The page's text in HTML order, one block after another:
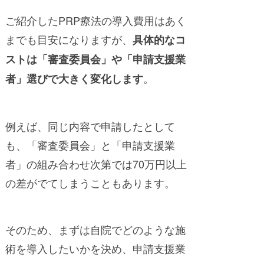
ご紹介したPRP療法の導入費用はあく
までも目安になりますが、 具体的なコ
ストは「審査委員会」や「申請支援業
者」選びで大きく変化します。
例えば、同じ内容で申請したとして
も、「審査委員会」と「申請支援業
者」の組み合わせ次第では70万円以上
の差がでてしまうこともあります。
そのため、まずは自院でどのような施
術を導入したいかを決め、申請支援業